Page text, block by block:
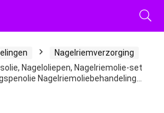
Nagelriemverzorging
Nageloliepen, Nagelriemolie-set
Nagelriemoliebehandeling…